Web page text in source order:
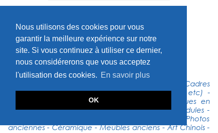
Nous utilisons des cookies pour vous
garantir la meilleure expérience sur notre
site. Si vous continuez à utiliser ce dernier,
nous considérerons que vous acceptez
l'utilisation des cookies. En savoir plus
OK
HAUT DE PAGE
Dessins anciens - Tableaux anciens - Miroirs - Cadres
anciens - Pâte de verre (Galle, Daum, Lalique etc) -
Faïence ancienne - Instruments musique - Statues en
bronze - Statues en pierre - Livres anciens - Pendules -
Bagage (Vuitton, Hermès, Goyard) - Bijoux - Photos
anciennes - Céramique - Meubles anciens - Art Chinois -